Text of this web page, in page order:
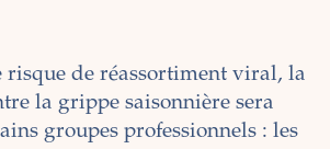
risque de réassortiment viral, la
la grippe saisonnière sera
groupes professionnels : les